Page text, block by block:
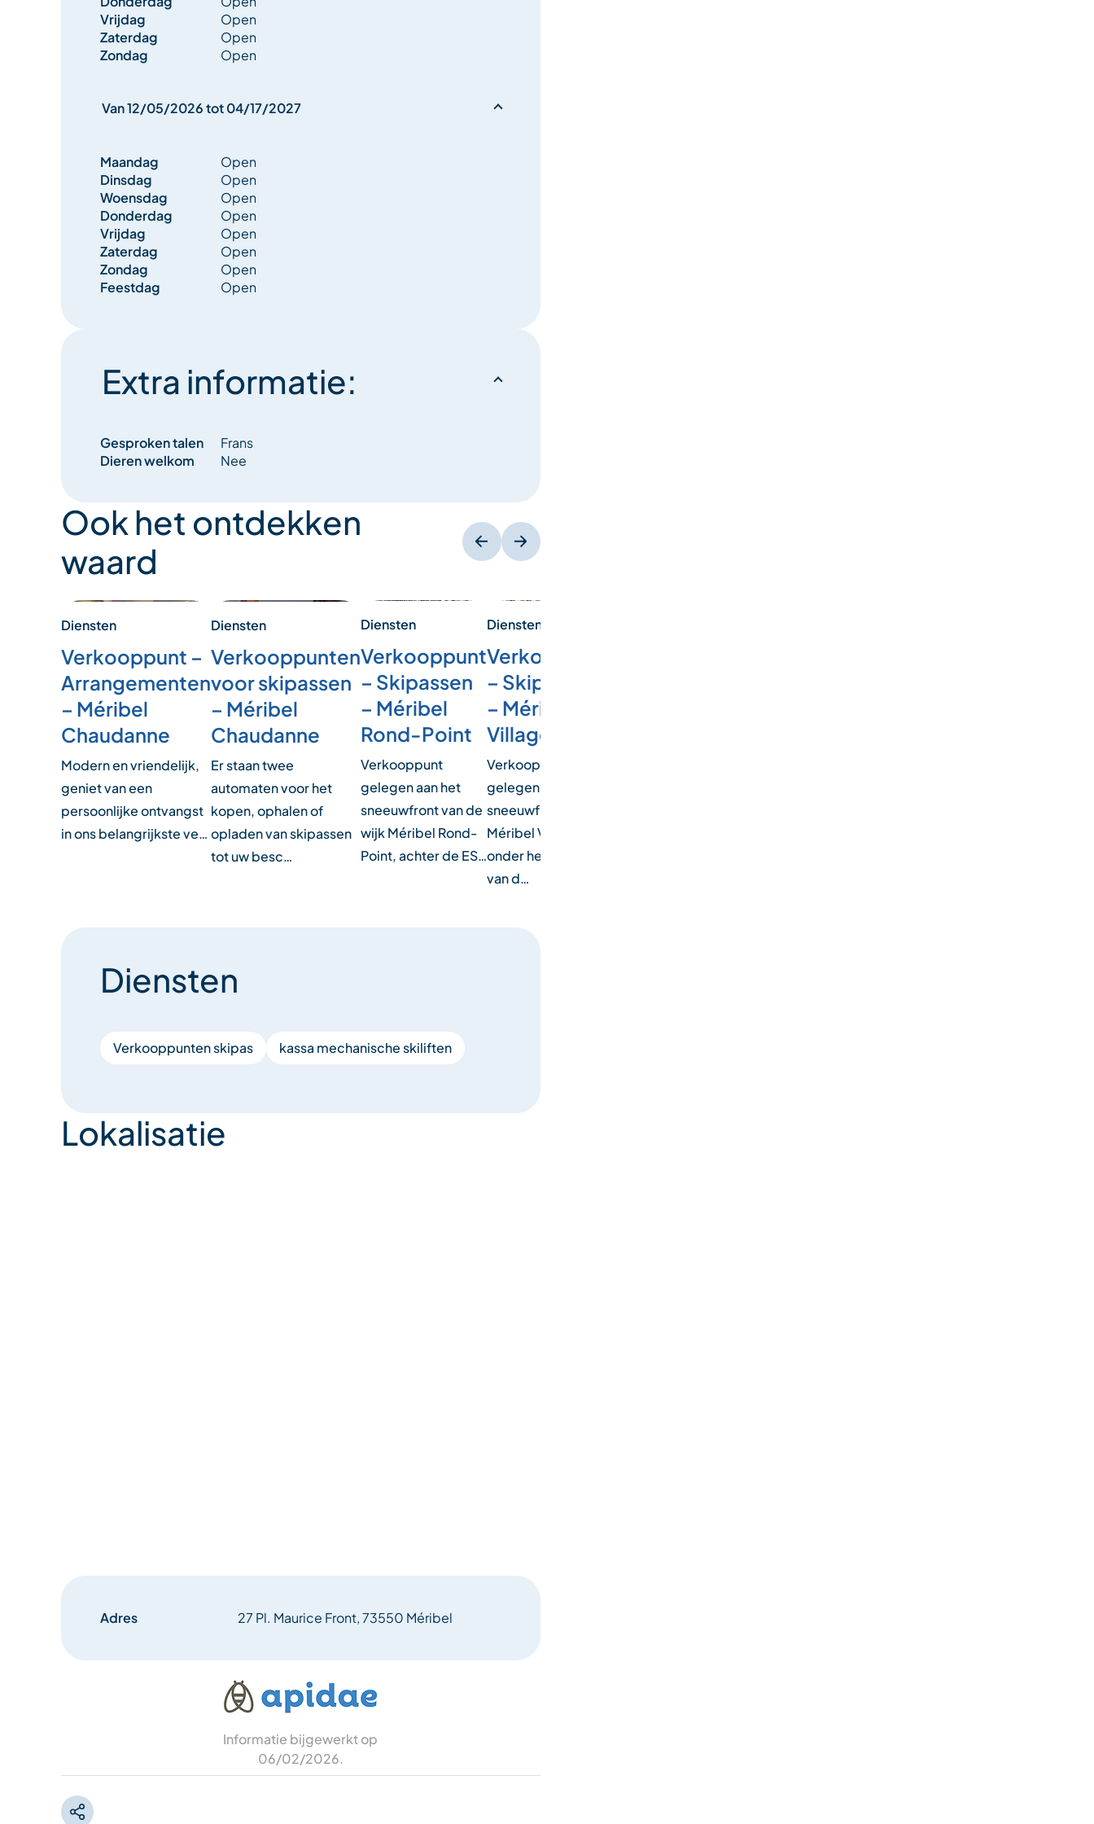
Vrijdag
Open
Zaterdag
Open
Zondag
Open
Van 12/05/2026 tot 04/17/2027
Maandag
Open
Dinsdag
Open
Woensdag
Open
Donderdag
Open
Vrijdag
Open
Zaterdag
Open
Zondag
Open
Feestdag
Open
Extra informatie:
Gesproken talen
Frans
Dieren welkom
Nee
Ook het ontdekken
waard
Diensten
Verkooppunt –
Arrangementen
– Méribel
Chaudanne
Modern en vriendelijk,
geniet van een
persoonlijke ontvangst
in ons belangrijkste ve…
Diensten
Verkooppunten
voor skipassen
– Méribel
Chaudanne
Er staan twee
automaten voor het
kopen, ophalen of
opladen van skipassen
tot uw besc…
Diensten
Verkooppunt
– Skipassen
– Méribel
Rond-Point
Verkooppunt
gelegen aan het
sneeuwfront van de
wijk Méribel Rond-
Point, achter de ES…
Diensten
Verkooppunt
– Skipassen
– Méribel
Village
Verkooppunt
gelegen aan het
sneeuwfront van
Méribel Village,
onder het vertrek
van d…
Diensten
Verkooppunten skipas kassa mechanische skiliften
Lokalisatie
Adres 27 Pl. Maurice Front, 73550 Méribel
Informatie bijgewerkt op
06/02/2026.